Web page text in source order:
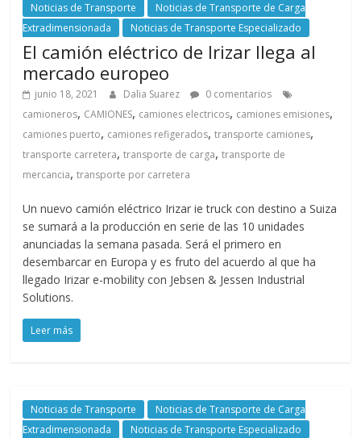
Noticias de Transporte
Noticias de Transporte de Carga
Extradimensionada
Noticias de Transporte Especializado
El camión eléctrico de Irizar llega al
mercado europeo
junio 18, 2021 Dalia Suarez
0 comentarios
camioneros, CAMIONES, camiones electricos, camiones emisiones,
camiones puerto, camiones refigerados,transporte camiones,
transporte carretera,transporte de carga,transporte de
mercancia,transporte por carretera
Un nuevo camión eléctrico Irizar ie truck con destino a Suiza
se sumará a la producción en serie de las 10 unidades
anunciadas la semana pasada. Será el primero en
desembarcar en Europa y es fruto del acuerdo al que ha
llegado Irizar e-mobility con Jebsen & Jessen Industrial
Solutions.
Leer más
Noticias de Transporte
Noticias de Transporte de Carga
Extradimensionada
Noticias de Transporte Especializado